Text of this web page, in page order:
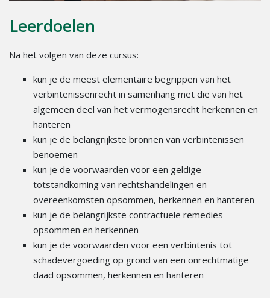
Leerdoelen
Na het volgen van deze cursus:
kun je de meest elementaire begrippen van het
verbintenissenrecht in samenhang met die van het
algemeen deel van het vermogensrecht herkennen en
hanteren
kun je de belangrijkste bronnen van verbintenissen
benoemen
kun je de voorwaarden voor een geldige
totstandkoming van rechtshandelingen en
overeenkomsten opsommen, herkennen en hanteren
kun je de belangrijkste contractuele remedies
opsommen en herkennen
kun je de voorwaarden voor een verbintenis tot
schadevergoeding op grond van een onrechtmatige
daad opsommen, herkennen en hanteren